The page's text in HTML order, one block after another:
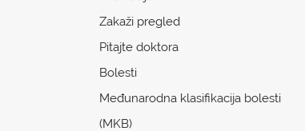
Zakaži pregled
Pitajte doktora
Bolesti
Međunarodna klasifikacija bolesti
(MKB)